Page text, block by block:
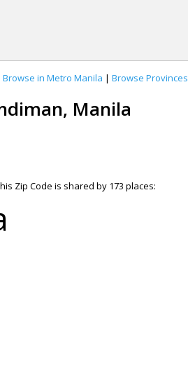
Browse in Metro Manila | Browse Provinces
Manila
Zip Code is shared by 173 places: